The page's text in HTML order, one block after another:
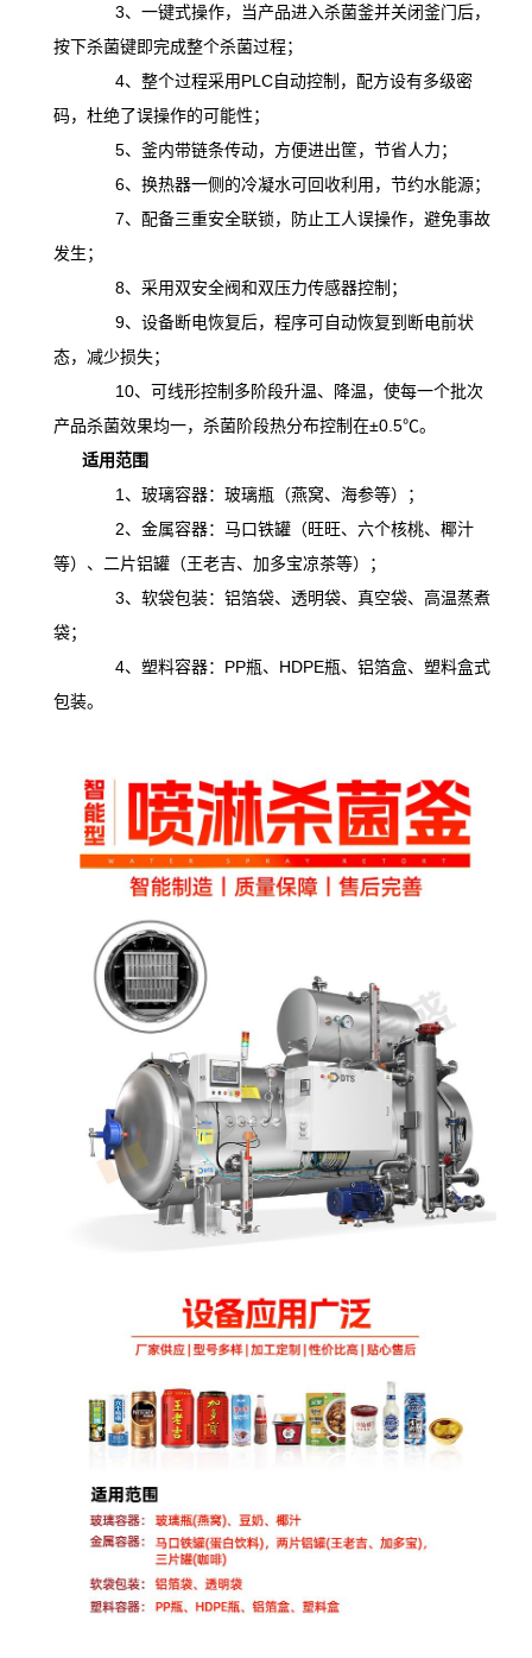
3、一键式操作，当产品进入杀菌釜并关闭釜门后，
按下杀菌键即完成整个杀菌过程；
4、整个过程采用PLC自动控制，配方设有多级密
码，杜绝了误操作的可能性；
5、釜内带链条传动，方便进出筐，节省人力；
6、换热器一侧的冷凝水可回收利用，节约水能源；
7、配备三重安全联锁，防止工人误操作，避免事故
发生；
8、采用双安全阀和双压力传感器控制；
9、设备断电恢复后，程序可自动恢复到断电前状
态，减少损失；
10、可线形控制多阶段升温、降温， 使每一个批次
产品杀菌效果均一，杀菌阶段热分布控制在±0.5℃。
适用范围
1、玻璃容器：玻璃瓶（燕窝、海参等）；
2、金属容器：马口铁罐（旺旺、六个核桃、椰汁
等）、二片铝罐（王老吉、加多宝凉茶等）；
3、软袋包装：铝箔袋、透明袋、真空袋、高温蒸煮
袋；
4、塑料容器：PP瓶、HDPE瓶、铝箔盒、塑料盒式
包装。